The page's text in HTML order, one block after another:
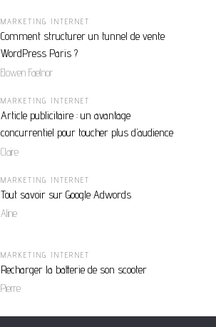
MARKETING INTERNET
Comment structurer un tunnel de vente
WordPress Paris ?
Elowen Faelnor
MARKETING INTERNET
Article publicitaire : un avantage
concurrentiel pour toucher plus d’audience
Claire
MARKETING INTERNET
Tout savoir sur Google Adwords
Aline
MARKETING INTERNET
Recharger la batterie de son scooter
Pierre